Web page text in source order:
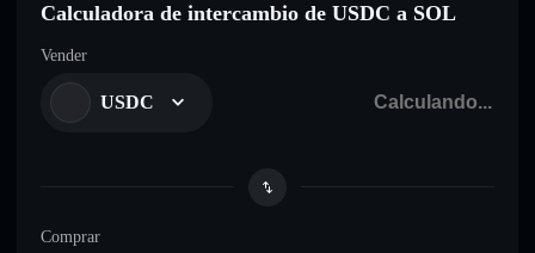
Calculadora de intercambio de USDC a SOL
Vender
USDC
Comprar